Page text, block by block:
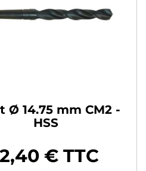
Ø 14.75 mm CM2 -
HSS
€ TTC